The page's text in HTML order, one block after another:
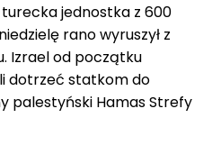
jednostka z 600
rano wyruszył z
Izrael od początku
dotrzeć statkom do
palestyński Hamas Strefy